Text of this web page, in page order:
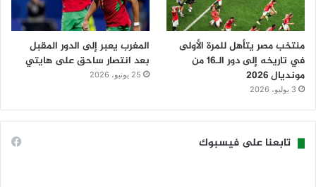
منتخب مصر يتأهل للمرة الأولى
في تاريخه إلى دور الـ16 من
مونديال 2026
3 يوليو، 2026
المغرب يعبر إلى الدور المقبل
بعد انتصار ساحق على هايتي
25 يونيو، 2026
تابعنا على فيسبوك